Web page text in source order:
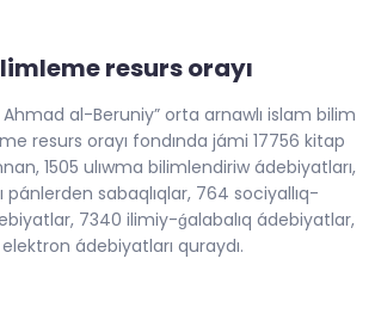
resurs orayı
al-Beruniy” orta arnawlı islam bilim
resurs orayı fondında jámi 17756 kitap
1505 ulıwma bilimlendiriw ádebiyatları,
pánlerden sabaqlıqlar, 764 sociyallıq-
7340 ilimiy-ǵalabalıq ádebiyatlar,
elektron ádebiyatları quraydı.